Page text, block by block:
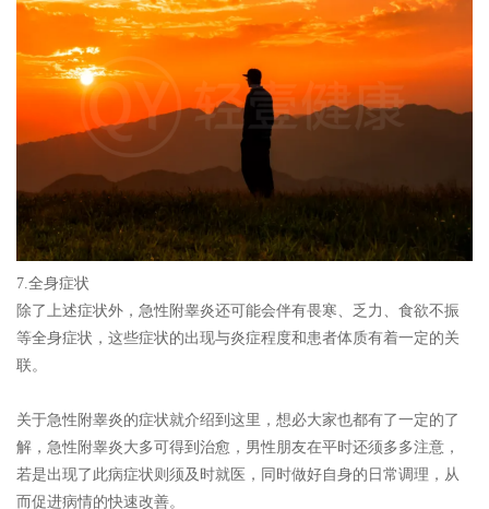
7.全身症状
除了上述症状外，急性附睾炎还可能会伴有畏寒、乏力、食欲不振
等全身症状，这些症状的出现与炎症程度和患者体质有着一定的关
联。
关于急性附睾炎的症状就介绍到这里，想必大家也都有了一定的了
解，急性附睾炎大多可得到治愈，男性朋友在平时还须多多注意，
若是出现了此病症状则须及时就医，同时做好自身的日常调理，从
而促进病情的快速改善。